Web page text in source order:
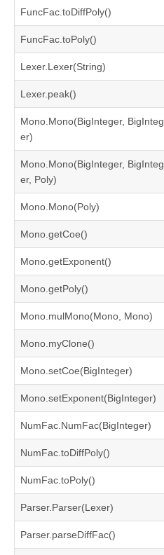
FuncFac.toDiffPoly()
FuncFac.toPoly()
Lexer.Lexer(String)
Lexer.peak()
Mono.Mono(BigInteger, BigInteg
er)
Mono.Mono(BigInteger, BigInteg
er, Poly)
Mono.Mono(Poly)
Mono.getCoe()
Mono.getExponent()
Mono.getPoly()
Mono.mulMono(Mono, Mono)
Mono.myClone()
Mono.setCoe(BigInteger)
Mono.setExponent(BigInteger)
NumFac.NumFac(BigInteger)
NumFac.toDiffPoly()
NumFac.toPoly()
Parser.Parser(Lexer)
Parser.parseDiffFac()